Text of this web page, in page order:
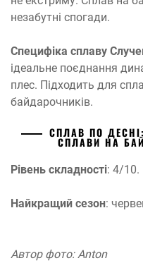
незабутні спогади.
Специфіка сплаву
ідеальне поєднання
плес. Підходить для
байдарочників.
СПЛАВ ПО
СПЛАВИ НА
Рівень складності: 4/10.
Найкращий сезон:
Автор фото: Anton